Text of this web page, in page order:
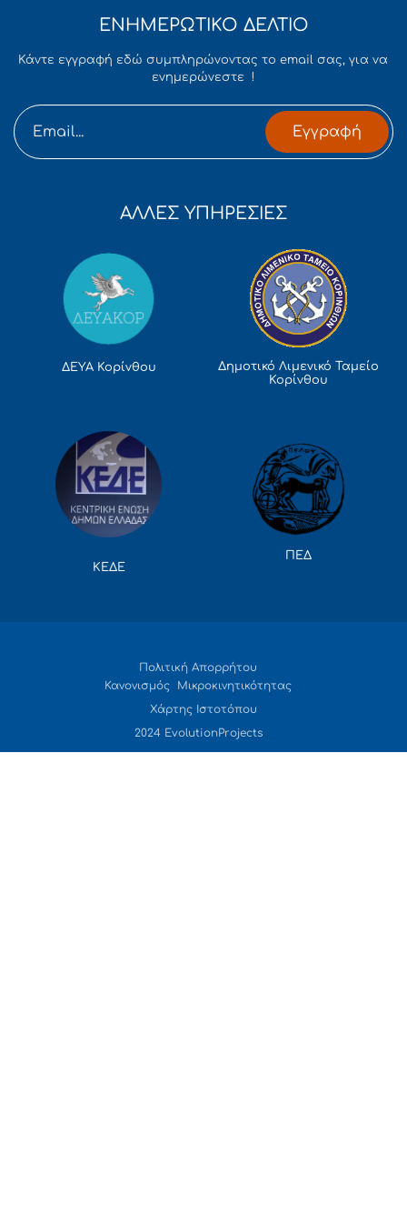
ΕΝΗΜΕΡΩΤΙΚΟ ΔΕΛΤΙΟ
Κάντε εγγραφή εδώ συμπληρώνοντας το email σας, για να
ενημερώνεστε !
Εγγραφή
ΑΛΛΕΣ ΥΠΗΡΕΣΙΕΣ
ΔΕΥΑ Κορίνθου
Δημοτικό Λιμενικό Ταμείο
Κορίνθου
ΚΕΔΕ
ΠΕΔ
Πολιτική Απορρήτου
Κανονισμός Μικροκινητικότητας
Χάρτης Ιστοτόπου
2024 EvolutionProjects